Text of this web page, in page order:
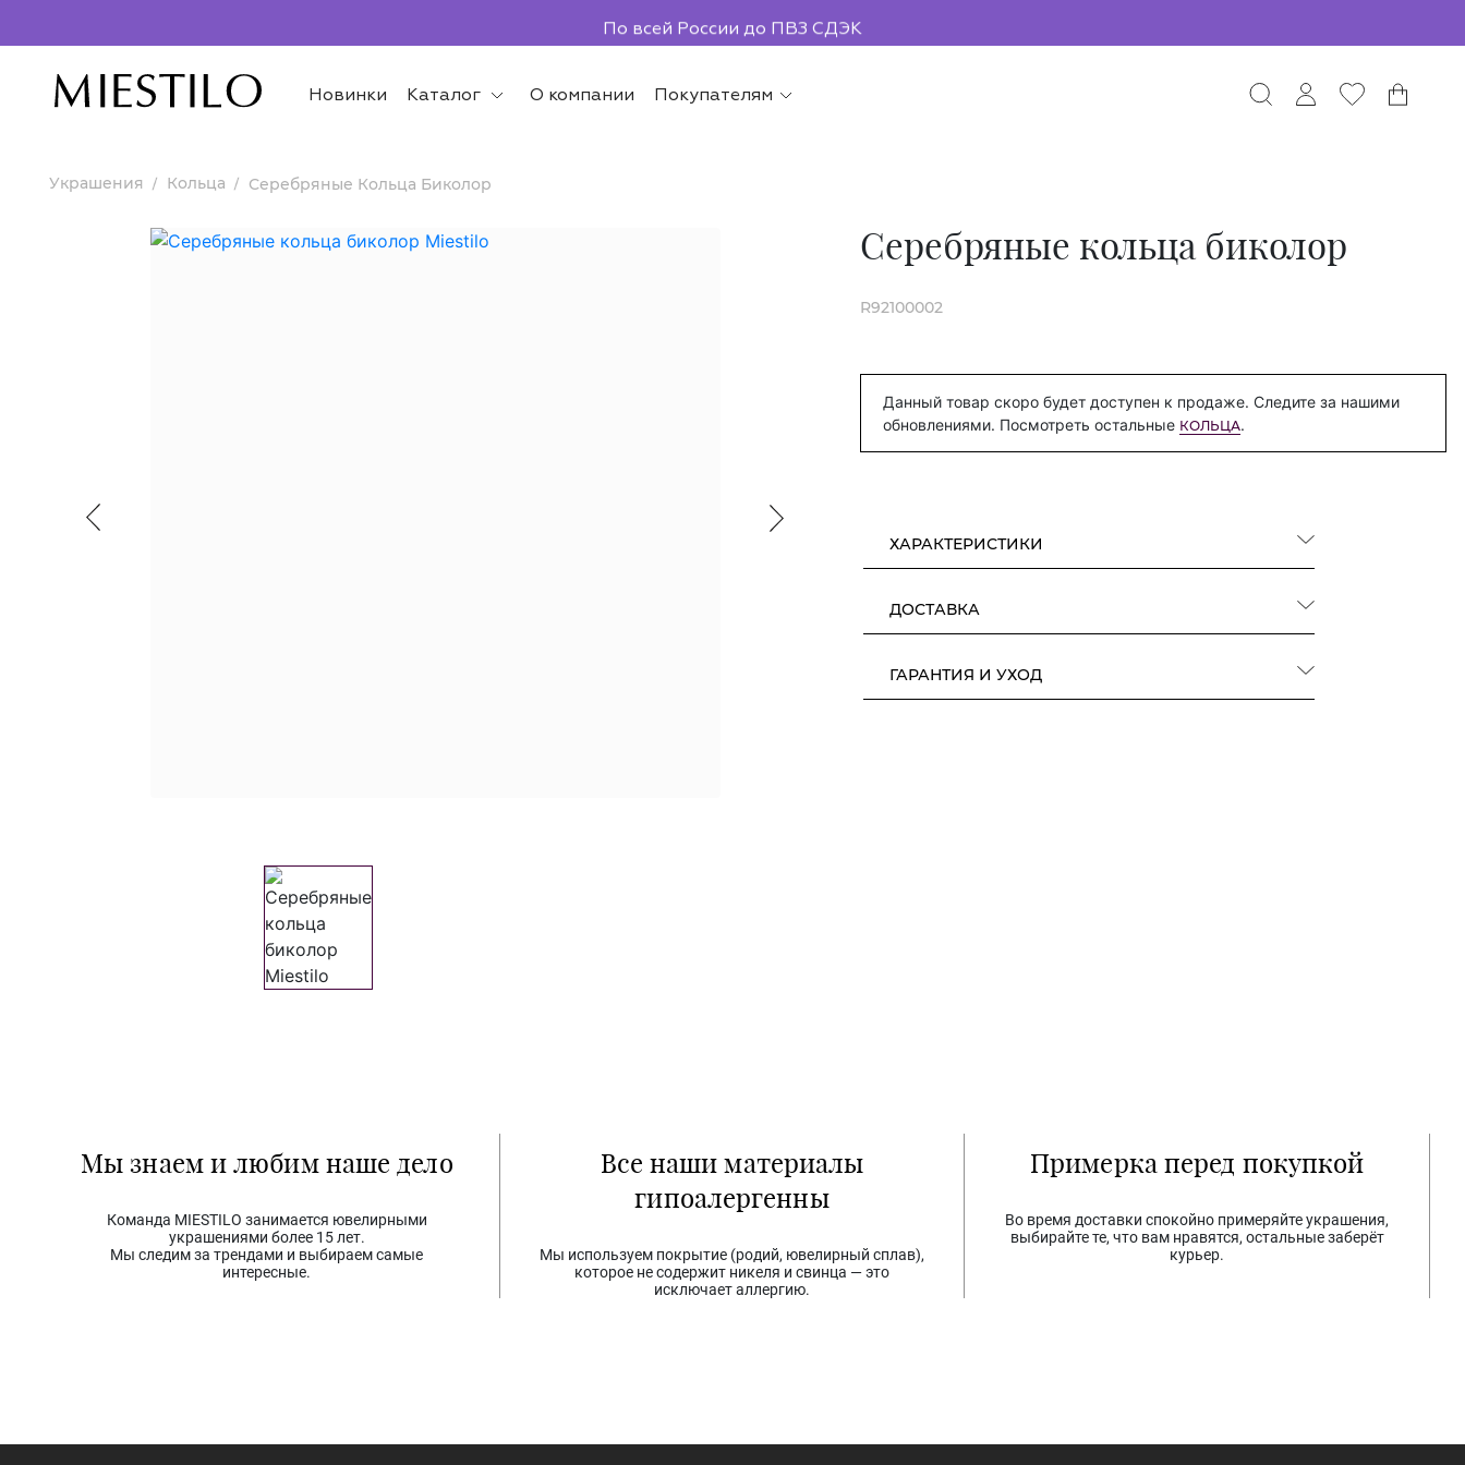
По всей России до ПВЗ СДЭК
Новинки Каталог О компании Покупателям
Украшения Кольца Серебряные Кольца Биколор
Серебряные кольца биколор
R92100002
Данный товар скоро будет доступен к продаже. Следите за нашими
обновлениями. Посмотреть остальные КОЛЬЦА.
ХАРАКТЕРИСТИКИ
ДОСТАВКА
ГАРАНТИЯ И УХОД
Мы знаем и любим наше дело
Команда MIESTILO занимается ювелирными
украшениями более 15 лет.
Мы следим за трендами и выбираем самые
интересные.
Все наши материалы
гипоалергенны
Мы используем покрытие (родий, ювелирный сплав),
которое не содержит никеля и свинца — это
исключает аллергию.
Примерка перед покупкой
Во время доставки спокойно примеряйте украшения,
выбирайте те, что вам нравятся, остальные заберёт
курьер.